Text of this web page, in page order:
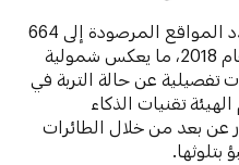
وخلال عام 2024، زادت الهيئة عدد المواقع المرصودة إلى 664
موقعاً، مقارنة بـ 100 موقعاً في عام 2018، ما يعكس شمولية
تفصيلية عن حالة التربة في
تقنيات الذكاء
عن بعد من خلال الطائرات
بتلوثها.